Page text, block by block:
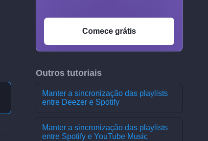
Comece grátis
Outros tutoriais
Manter a sincronização das playlists
entre Deezer e Spotify
Manter a sincronização das playlists
entre Spotify e YouTube Music